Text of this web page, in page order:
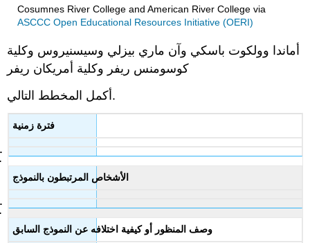
Cosumnes River College and American River Collegevia
ASCCC Open Educational Resources Initiative (OERI)
أماندا وولكوت باسكي وآن ماري بيزلي وسيسنيروس وكلية
كوسومنس ريفر وكلية أمريكان ريفر
أكمل المخطط التالي.
فترة زمنية
الأشخاص المرتبطون بالنموذج
وصف المنظور أو كيفية اختلافه عن النموذج السابق